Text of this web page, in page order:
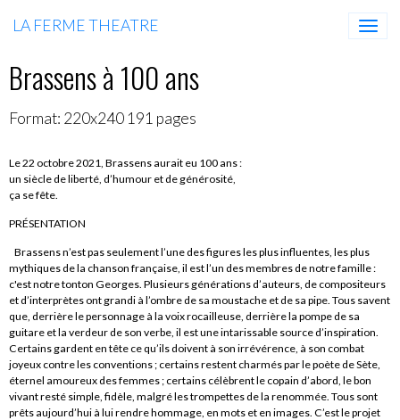
LA FERME THEATRE
Brassens à 100 ans
Format: 220x240 191 pages
Le 22 octobre 2021, Brassens aurait eu 100 ans :
un siècle de liberté, d’humour et de générosité,
ça se fête.
PRÉSENTATION
Brassens n’est pas seulement l’une des figures les plus influentes, les plus
mythiques de la chanson française, il est l’un des membres de notre famille :
c'est notre tonton Georges. Plusieurs générations d’auteurs, de compositeurs
et d’interprètes ont grandi à l’ombre de sa moustache et de sa pipe. Tous savent
que, derrière le personnage à la voix rocailleuse, derrière la pompe de sa
guitare et la verdeur de son verbe, il est une intarissable source d’inspiration.
Certains gardent en tête ce qu’ils doivent à son irrévérence, à son combat
joyeux contre les conventions ; certains restent charmés par le poète de Sète,
éternel amoureux des femmes ; certains célèbrent le copain d’abord, le bon
vivant resté simple, fidèle, malgré les trompettes de la renommée. Tous sont
prêts aujourd’hui à lui rendre hommage, en mots et en images. C’est le projet